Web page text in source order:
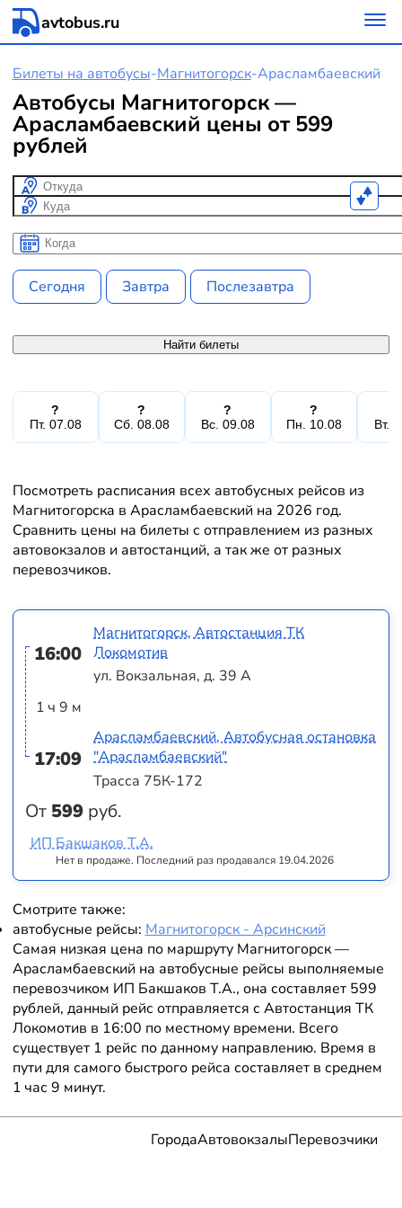
avtobus.ru
Билеты на автобусы-Магнитогорск-Арасламбаевский
Автобусы Магнитогорск —
Арасламбаевский цены от 599
рублей
Откуда
Куда
Когда
Когда
Сегодня Завтра Послезавтра
Найти билеты
?
Пт. 07.08
?
Сб. 08.08
?
Вс. 09.08
?
Пн. 10.08
Вт.
Посмотреть расписания всех автобусных рейсов из
Магнитогорска в Арасламбаевский на 2026 год.
Сравнить цены на билеты с отправлением из разных
автовокзалов и автостанций, а так же от разных
перевозчиков.
16:00
1 ч 9 м
17:09
От 599 руб.
Магнитогорск, Автостанция ТК
Локомотив
ул. Вокзальная, д. 39 А
Арасламбаевский, Автобусная остановка
"Арасламбаевский"
Трасса 75К-172
Нет в продаже. Последний раз продавался 19.04.2026
ИП Бакшаков Т.А.
Смотрите также:
автобусные рейсы: Магнитогорск - Арсинский
Самая низкая цена по маршруту Магнитогорск —
Арасламбаевский на автобусные рейсы выполняемые
перевозчиком ИП Бакшаков Т.А., она составляет 599
рублей, данный рейс отправляется с Автостанция ТК
Локомотив в 16:00 по местному времени. Всего
существует 1 рейс по данному направлению. Время в
пути для самого быстрого рейса составляет в среднем
1 час 9 минут.
ГородаАвтовокзалыПеревозчики